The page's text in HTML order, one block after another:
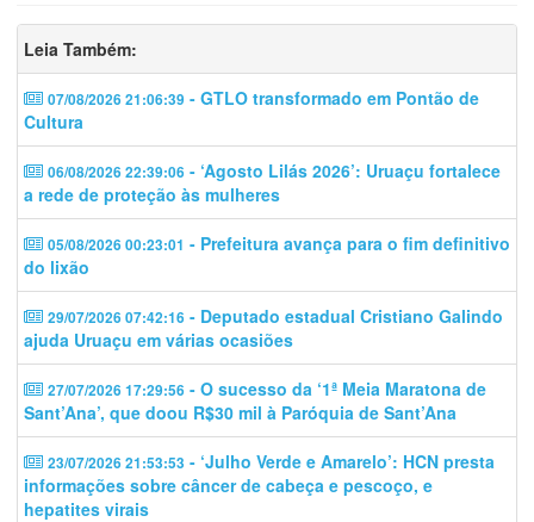
Leia Também:
07/08/2026 21:06:39 - GTLO transformado em Pontão de
Cultura
06/08/2026 22:39:06 - ‘Agosto Lilás 2026’: Uruaçu fortalece
a rede de proteção às mulheres
05/08/2026 00:23:01 - Prefeitura avança para o fim definitivo
do lixão
29/07/2026 07:42:16 - Deputado estadual Cristiano Galindo
ajuda Uruaçu em várias ocasiões
27/07/2026 17:29:56 - O sucesso da ‘1ª Meia Maratona de
Sant’Ana’, que doou R$30 mil à Paróquia de Sant’Ana
23/07/2026 21:53:53 - ‘Julho Verde e Amarelo’: HCN presta
informações sobre câncer de cabeça e pescoço, e
hepatites virais